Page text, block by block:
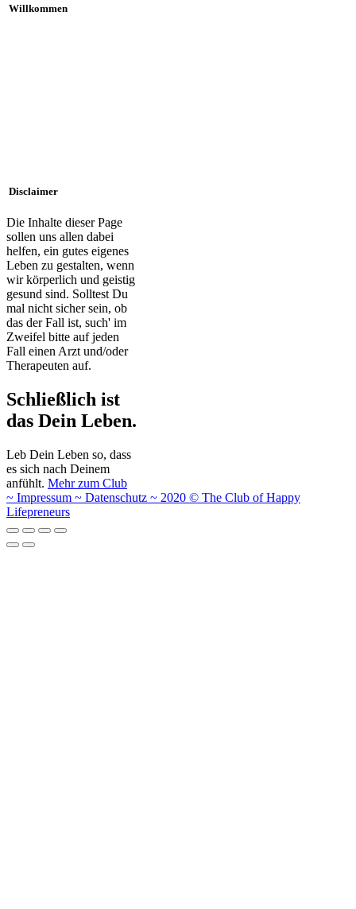
Willkommen
Disclaimer
Die Inhalte dieser Page
sollen uns allen dabei
helfen, ein gutes eigenes
Leben zu gestalten, wenn
wir körperlich und geistig
gesund sind. Solltest Du
mal nicht sicher sein, ob
das der Fall ist, such' im
Zweifel bitte auf jeden
Fall einen Arzt und/oder
Therapeuten auf.
Schließlich ist
das Dein Leben.
Leb Dein Leben so, dass
es sich nach Deinem
anfühlt. Mehr zum Club
~ Impressum ~ Datenschutz ~ 2020 © The Club of Happy
Lifepreneurs